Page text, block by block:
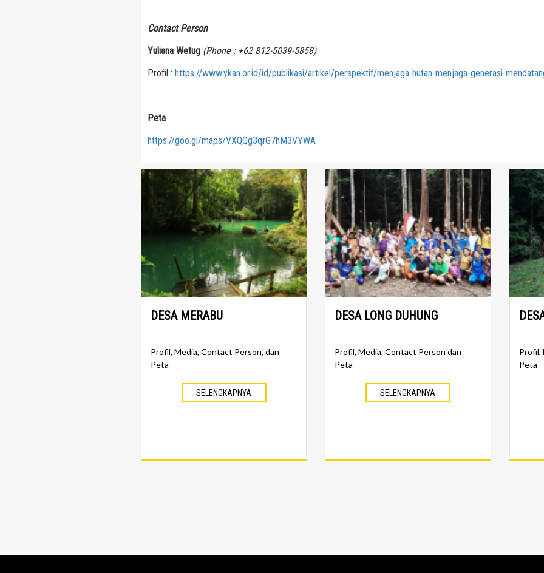
Contact Person
Yuliana Wetug (Phone : +62 812-5039-5858)
Profil : https://www.ykan.or.id/id/publikasi/artikel/perspektif/menjaga-hutan-menjaga-generasi-
Peta
https://goo.gl/maps/VXQQg3qrG7hM3VYWA
DESA MERABU
Profil, Media, Contact Person, dan
Peta
SELENGKAPNYA
DESA LONG DUHUNG
Profil, Media, Contact Person dan
Peta
SELENGKAPNYA
Profil,
Peta